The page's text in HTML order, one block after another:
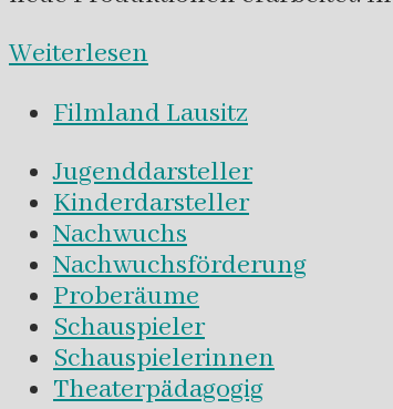
Weiterlesen
Filmland Lausitz
Jugenddarsteller
Kinderdarsteller
Nachwuchs
Nachwuchsförderung
Proberäume
Schauspieler
Schauspielerinnen
Theaterpädagogig